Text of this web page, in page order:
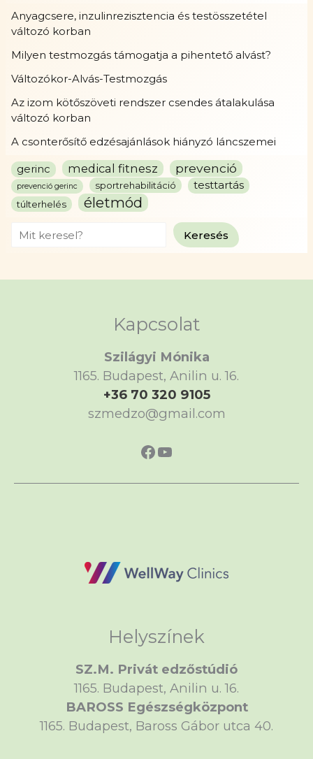
Anyagcsere, inzulinrezisztencia és testösszetétel
változó korban
Milyen testmozgás támogatja a pihentető alvást?
Változókor-Alvás-Testmozgás
Az izom kötőszöveti rendszer csendes átalakulása
változó korban
A csonterősítő edzésajánlások hiányzó láncszemei
gerinc medical fitnesz prevenció
prevenció gerinc sportrehabilitáció testtartás
túlterhelés életmód
Search Keresés
Kapcsolat
Szilágyi Mónika
1165. Budapest, Anilin u. 16.
+36 70 320 9105
szmedzo@gmail.com
https://
https://
Helyszínek
SZ.M. Privát edzőstúdió
1165. Budapest, Anilin u. 16.
BAROSS Egészségközpont
1165. Budapest, Baross Gábor utca 40.